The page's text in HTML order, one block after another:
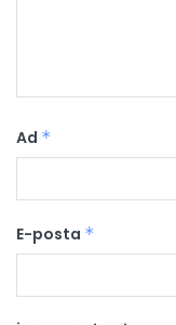
Ad *
E-posta *